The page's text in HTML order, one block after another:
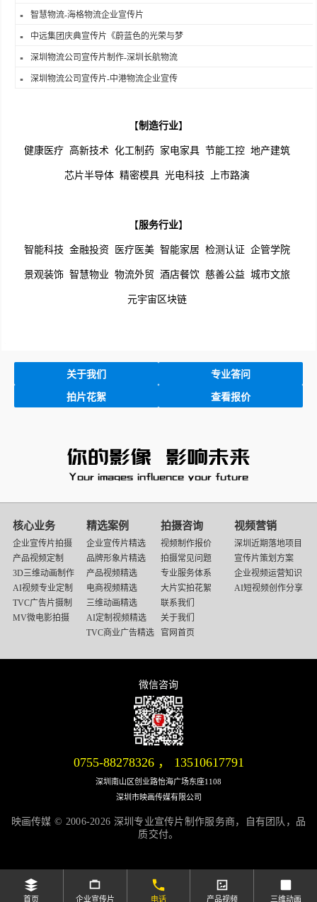
智慧物流-海格物流企业宣传片
中远集团庆典宣传片《蔚蓝色的光荣与梦
深圳物流公司宣传片制作-深圳长航物流
深圳物流公司宣传片-中港物流企业宣传
【制造行业】
健康医疗 高新技术 化工制药 家电家具 节能工控 地产建筑
芯片半导体 精密模具 光电科技 上市路演
【服务行业】
智能科技 金融投资 医疗医美 智能家居 检测认证 企管学院
景观装饰 智慧物业 物流外贸 酒店餐饮 慈善公益 城市文旅
元宇宙区块链
关于我们 专业答问
拍片花絮 查看报价
核心业务
企业宣传片拍摄
产品视频定制
3D三维动画制作
AI视频专业定制
TVC广告片摄制
MV微电影拍摄
精选案例
企业宣传片精选
品牌形象片精选
产品视频精选
电商视频精选
三维动画精选
AI定制视频精选
TVC商业广告精选
拍摄咨询
视频制作报价
拍摄常见问题
专业服务体系
大片实拍花絮
联系我们
关于我们
官网首页
视频营销
深圳近期落地项目
宣传片策划方案
企业视频运营知识
AI短视频创作分享
微信咨询
0755-88278326， 13510617791
深圳南山区创业路怡海广场东座1108
深圳市映画传媒有限公司
映画传媒 © 2006-2026 深圳专业宣传片制作服务商，自有团队，品
质交付。
首页 企业宣传片 电话 产品视频 三维动画